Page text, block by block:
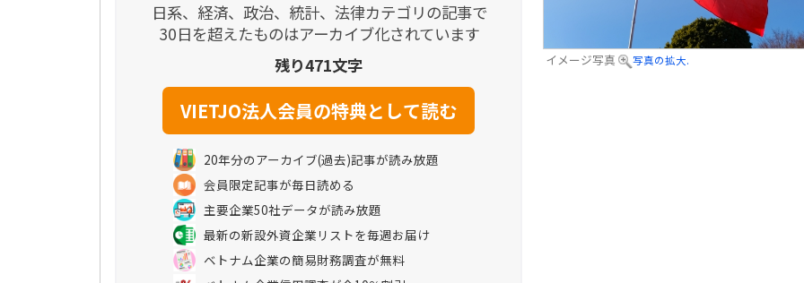
イメージ写真 写真の拡大.
日系、経済、政治、統計、法律カテゴリの記事で
30日を超えたものはアーカイブ化されています
残り471文字
20年分のアーカイブ(過去)記事が読み放題
会員限定記事が毎日読める
主要企業50社データが読み放題
最新の新設外資企業リストを毎週お届け
ベトナム企業の簡易財務調査が無料